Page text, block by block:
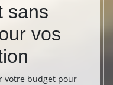
sans
vos
votre budget pour